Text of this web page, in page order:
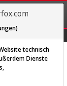
REGIS-
TRIEREN
technisch
Dienste